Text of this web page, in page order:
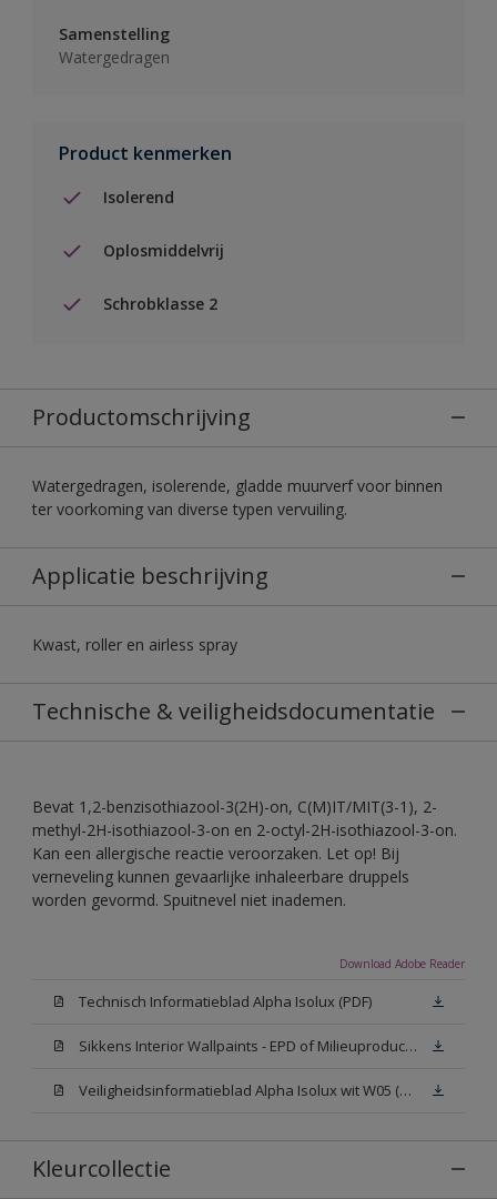
Samenstelling
Watergedragen
Product kenmerken
Isolerend
Oplosmiddelvrij
Schrobklasse 2
Productomschrijving
Watergedragen, isolerende, gladde muurverf voor binnen
ter voorkoming van diverse typen vervuiling.
Applicatie beschrijving
Kwast, roller en airless spray
Technische & veiligheidsdocumentatie
Bevat 1,2-benzisothiazool-3(2H)-on, C(M)IT/MIT(3-1), 2-
methyl-2H-isothiazool-3-on en 2-octyl-2H-isothiazool-3-on.
Kan een allergische reactie veroorzaken. Let op! Bij
verneveling kunnen gevaarlijke inhaleerbare druppels
worden gevormd. Spuitnevel niet inademen.
Download Adobe Reader
Technisch Informatieblad Alpha Isolux (PDF)
Sikkens Interior Wallpaints - EPD of Milieuproductverklaring
Veiligheidsinformatieblad Alpha Isolux wit W05 (SDS)
Kleurcollectie